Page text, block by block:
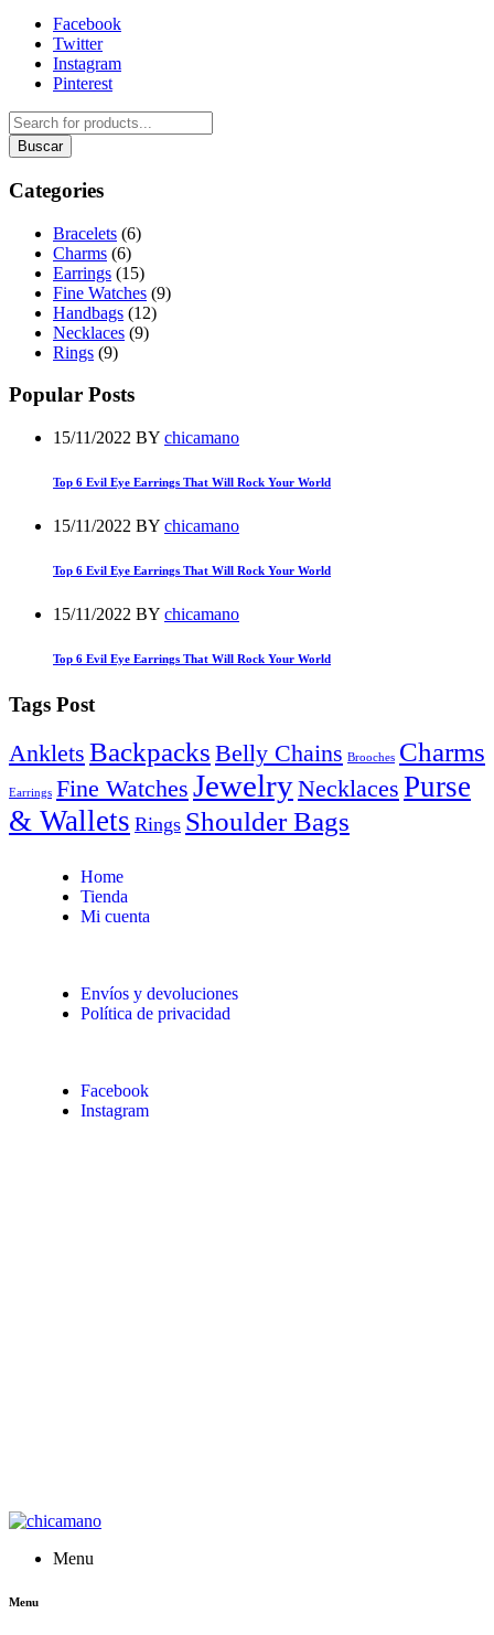
Facebook
Twitter
Instagram
Pinterest
Categories
Bracelets (6)
Charms (6)
Earrings (15)
Fine Watches (9)
Handbags (12)
Necklaces (9)
Rings (9)
Popular Posts
15/11/2022 BY chicamano
Top 6 Evil Eye Earrings That Will Rock Your World
15/11/2022 BY chicamano
Top 6 Evil Eye Earrings That Will Rock Your World
15/11/2022 BY chicamano
Top 6 Evil Eye Earrings That Will Rock Your World
Tags Post
Anklets Backpacks Belly Chains Brooches Charms
Earrings Fine Watches JewelryNecklaces Purse
& Wallets Rings Shoulder Bags
Home
Tienda
Mi cuenta
Envíos y devoluciones
Política de privacidad
Facebook
Instagram
Menu
Menu